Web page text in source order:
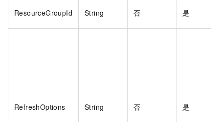
ResourceGroupId String 否 是
RefreshOptions String 否 是